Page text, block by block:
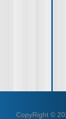
CopyRight ©